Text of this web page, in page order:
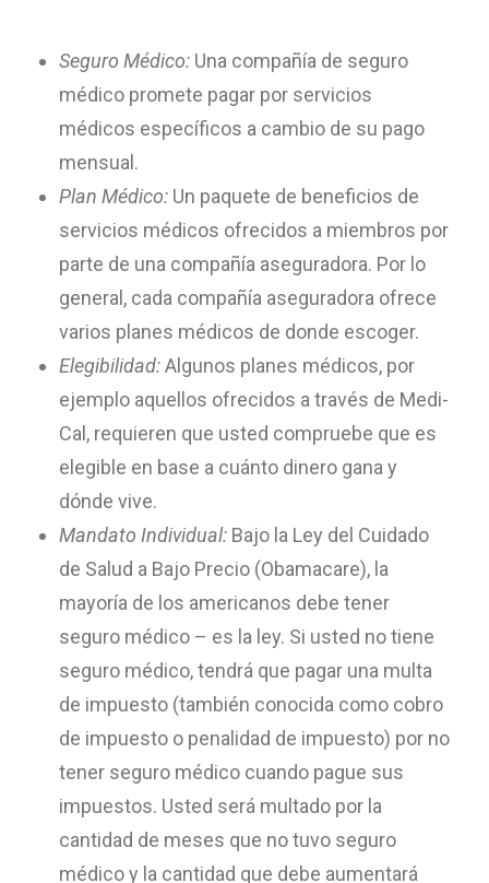
Seguro Médico: Una compañía de seguro
médico promete pagar por servicios
médicos específicos a cambio de su pago
mensual.
Plan Médico: Un paquete de beneficios de
servicios médicos ofrecidos a miembros por
parte de una compañía aseguradora. Por lo
general, cada compañía aseguradora ofrece
varios planes médicos de donde escoger.
Elegibilidad:Algunos planes médicos, por
ejemplo aquellos ofrecidos a través de Medi-
Cal, requieren que usted compruebe que es
elegible en base a cuánto dinero gana y
dónde vive.
Mandato Individual: Bajo la Ley del Cuidado
de Salud a Bajo Precio (Obamacare), la
mayoría de los americanos debe tener
seguro médico – es la ley. Si usted no tiene
seguro médico, tendrá que pagar una multa
de impuesto (también conocida como cobro
de impuesto o penalidad de impuesto) por no
tener seguro médico cuando pague sus
impuestos. Usted será multado por la
cantidad de meses que no tuvo seguro
médico y la cantidad que debe aumentará